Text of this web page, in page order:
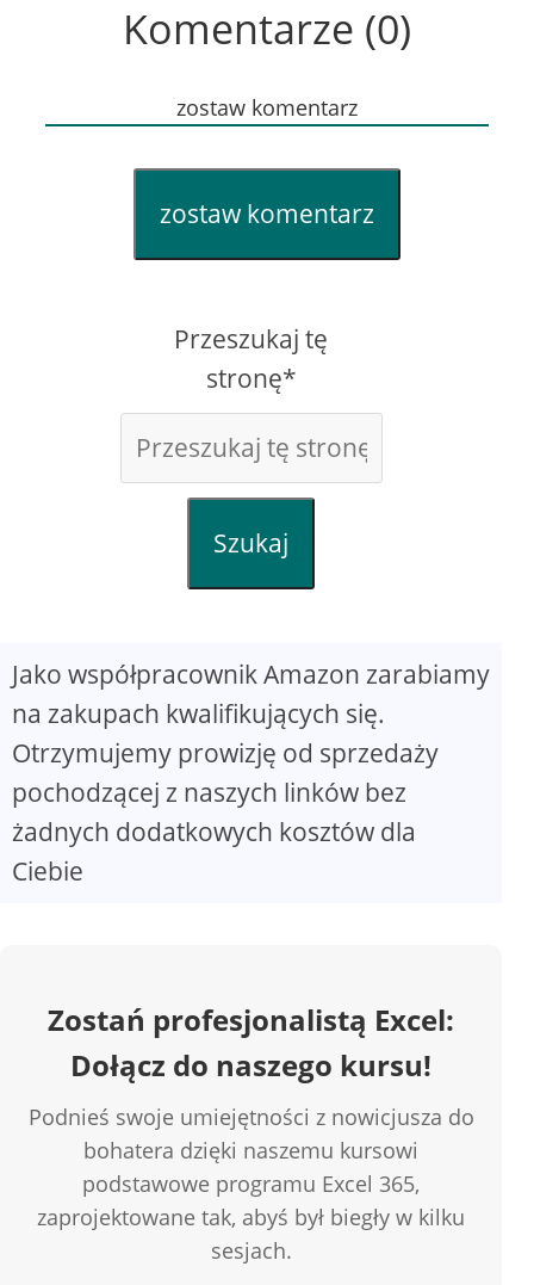
Komentarze (0)
zostaw komentarz
zostaw komentarz
Przeszukaj tę
stronę*
Szukaj
Jako współpracownik Amazon zarabiamy
na zakupach kwalifikujących się.
Otrzymujemy prowizję od sprzedaży
pochodzącej z naszych linków bez
żadnych dodatkowych kosztów dla
Ciebie
Zostań profesjonalistą Excel:
Dołącz do naszego kursu!
Podnieś swoje umiejętności z nowicjusza do
bohatera dzięki naszemu kursowi
podstawowe programu Excel 365,
zaprojektowane tak, abyś był biegły w kilku
sesjach.